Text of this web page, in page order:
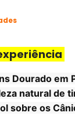
Douradoem
natural de
sobre os